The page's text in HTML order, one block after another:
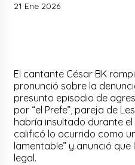
21 Ene 2026
El cantante César BK
pronunció sobre la
presunto episodio de
por “el Prefe”, pareja de
habría insultado durante
calificó lo ocurrido como
lamentable” y anunció
legal.